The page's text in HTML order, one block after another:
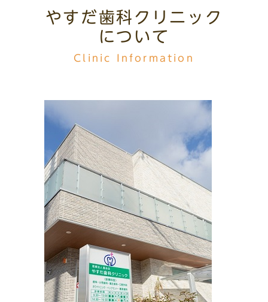
やすだ歯科クリニック
について
Clinic Information